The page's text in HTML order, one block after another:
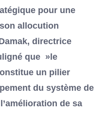
pour une
allocution
directrice
que »le
un pilier
du système de
de sa